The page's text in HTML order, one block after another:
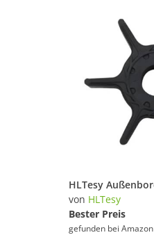
von HLTesy
Bester Preis
gefunden bei Amazon